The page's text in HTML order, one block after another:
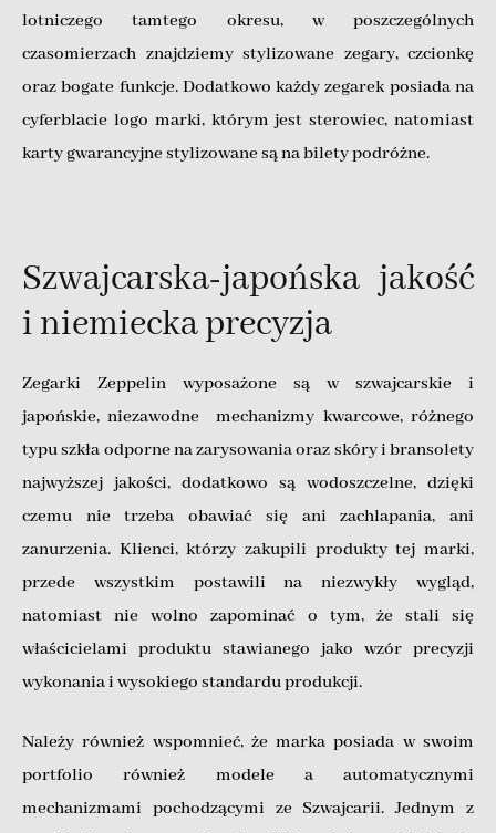
lotniczego tamtego okresu, w poszczególnych
czasomierzach znajdziemy stylizowane zegary, czcionkę
oraz bogate funkcje. Dodatkowo każdy zegarek posiada na
cyferblacie logo marki, którym jest sterowiec, natomiast
karty gwarancyjne stylizowane są na bilety podróżne.
Szwajcarska-japońska jakość
i niemiecka precyzja
Zegarki Zeppelin wyposażone są w szwajcarskie i
japońskie, niezawodne mechanizmy kwarcowe, różnego
typu szkła odporne na zarysowania oraz skóry i bransolety
najwyższej jakości, dodatkowo są wodoszczelne, dzięki
czemu nie trzeba obawiać się ani zachlapania, ani
zanurzenia. Klienci, którzy zakupili produkty tej marki,
przede wszystkim postawili na niezwykły wygląd,
natomiast nie wolno zapominać o tym, że stali się
właścicielami produktu stawianego jako wzór precyzji
wykonania i wysokiego standardu produkcji.
Należy również wspomnieć, że marka posiada w swoim
portfolio również modele a automatycznymi
mechanizmami pochodzącymi ze Szwajcarii. Jednym z